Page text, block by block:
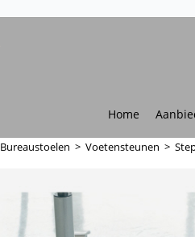
Home
Bureaustoelen > Voetensteunen >